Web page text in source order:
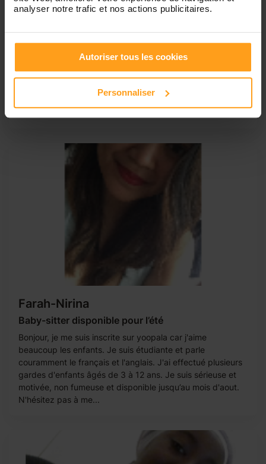
analyser notre trafic et nos actions publicitaires.
Autoriser tous les cookies
Personnaliser
Habiba
Habiba, nounou à domicile pendant 20 ans
voire plus car j'ai moi-même 4 enfants et 9 petits enfants,
je saurais les accompagner pendant les activités d'éveil,
les promenades, le bain, les repas, etc.... Je suis douce,
aimante, patiente et rigoureuse sur certaines choses
Farah-Nirina
Baby-sitter disponible pour l’été
Bonjour, je me suis inscrite sur yoopala car j'aime
beaucoup les enfants. Je suis étudiante et parle
couramment le français et l'anglais. J'ai effectué plusieurs
gardes d'enfants âgés de 3 à 12 ans. Je suis sérieuse et
motivée, non fumeuse et disponible jusqu’au mois d'aout.
N'hésitez pas à me...